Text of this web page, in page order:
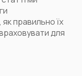
правильно їх
для